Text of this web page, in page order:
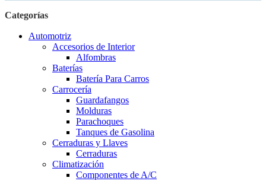
Categorías
Automotriz
Accesorios de Interior
Alfombras
Baterías
Batería Para Carros
Carrocería
Guardafangos
Molduras
Parachoques
Tanques de Gasolina
Cerraduras y Llaves
Cerraduras
Climatización
Componentes de A/C